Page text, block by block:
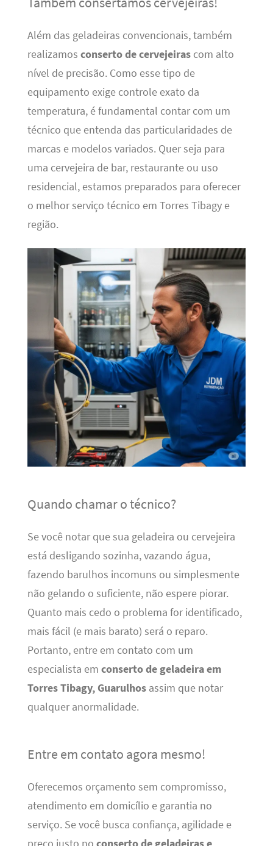
Além das geladeiras convencionais, também
realizamos conserto de cervejeirascom alto
nível de precisão. Como esse tipo de
equipamento exige controle exato da
temperatura, é fundamental contar com um
técnico que entenda das particularidades de
marcas e modelos variados. Quer seja para
uma cervejeira de bar, restaurante ou uso
residencial, estamos preparados para oferecer
o melhor serviço técnico em Torres Tibagy e
região.
Quando chamar o técnico?
Se você notar que sua geladeira ou cervejeira
está desligando sozinha, vazando água,
fazendo barulhos incomuns ou simplesmente
não gelando o suficiente, não espere piorar.
Quanto mais cedo o problema for identificado,
mais fácil (e mais barato) será o reparo.
Portanto, entre em contato com um
especialista em conserto de geladeira em
Torres Tibagy, Guarulhosassim que notar
qualquer anormalidade.
Entre em contato agora mesmo!
Oferecemos orçamento sem compromisso,
atendimento em domicílio e garantia no
serviço. Se você busca confiança, agilidade e